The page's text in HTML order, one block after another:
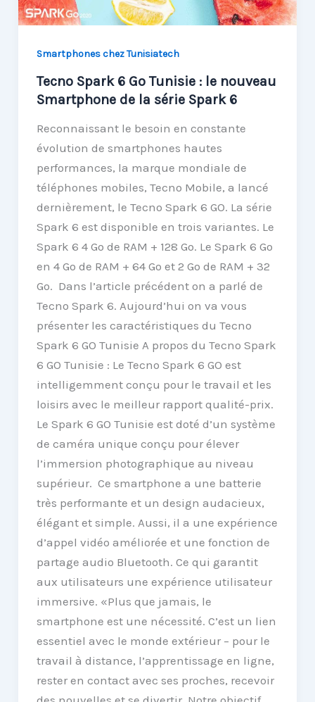
Smartphones chez Tunisiatech
Tecno Spark 6 Go Tunisie : le nouveau
Smartphone de la série Spark 6
Reconnaissant le besoin en constante
évolution de smartphones hautes
performances, la marque mondiale de
téléphones mobiles, Tecno Mobile, a lancé
dernièrement, le Tecno Spark 6 GO. La série
Spark 6 est disponible en trois variantes. Le
Spark 6 4 Go de RAM + 128 Go. Le Spark 6 Go
en 4 Go de RAM + 64 Go et 2 Go de RAM + 32
Go. Dans l’article précédent on a parlé de
Tecno Spark 6. Aujourd’hui on va vous
présenter les caractéristiques du Tecno
Spark 6 GO Tunisie A propos du Tecno Spark
6 GO Tunisie : Le Tecno Spark 6 GO est
intelligemment conçu pour le travail et les
loisirs avec le meilleur rapport qualité-prix.
Le Spark 6 GO Tunisie est doté d’un système
de caméra unique conçu pour élever
l’immersion photographique au niveau
supérieur. Ce smartphone a une batterie
très performante et un design audacieux,
élégant et simple. Aussi, il a une expérience
d’appel vidéo améliorée et une fonction de
partage audio Bluetooth. Ce qui garantit
aux utilisateurs une expérience utilisateur
immersive. «Plus que jamais, le
smartphone est une nécessité. C’est un lien
essentiel avec le monde extérieur – pour le
travail à distance, l’apprentissage en ligne,
rester en contact avec ses proches, recevoir